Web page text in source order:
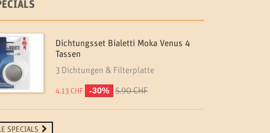
Dichtungsset Bialetti Moka Venus 4
Tassen
3 Dichtungen & Filterplatte
4.13 CHF -30% 5.90 CHF
SPECIALS